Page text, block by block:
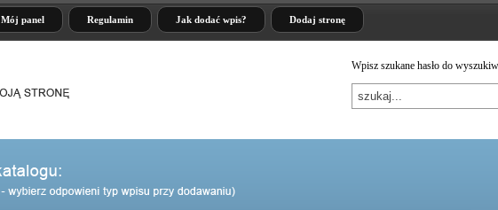
Mój panel Regulamin Jak dodać wpis? Dodaj stronę
Wpisz szukane hasło do